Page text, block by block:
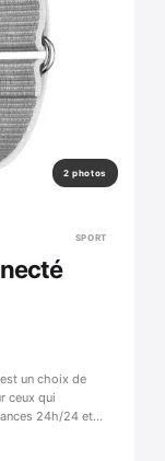
2 photos
SPORT
un choix de
ceux qui
24h/24 et